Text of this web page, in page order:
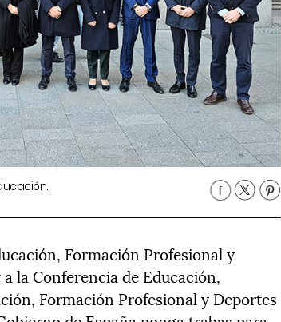
Formación Profesional y
la Conferencia de Educación,
Formación Profesional y Deportes